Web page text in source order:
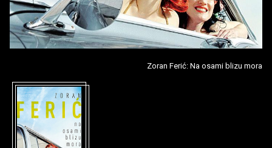
Zoran Ferić: Na osami blizu mora